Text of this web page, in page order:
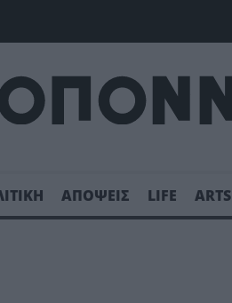
ΑΠΟΨΕΙΣ LIFE ARTS